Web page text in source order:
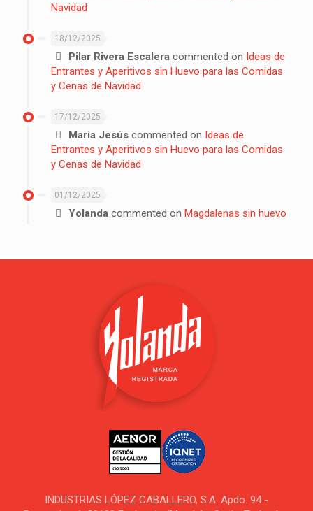
Navidad
18/12/2025
Pilar Rivera Escalera commented on Ideas de
Entrantes y Aperitivos sin Huevo para las Comidas
y Cenas de Navidad
17/12/2025
María Jesús commented on Ideas de
Entrantes y Aperitivos sin Huevo para las Comidas
y Cenas de Navidad
01/12/2025
Yolanda commented on Magdalenas sin huevo
INDUSTRIAS LÓPEZ CABALLERO, S.A. Apdo. 94 -